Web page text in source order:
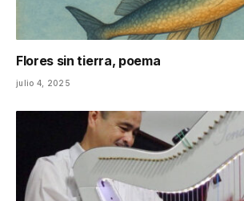
Flores sin tierra, poema
julio 4, 2025